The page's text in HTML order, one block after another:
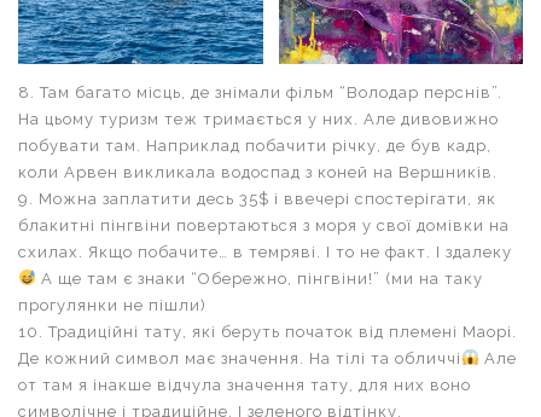
8. Там багато місць, де знімали фільм “Володар перснів”.
На цьому туризм теж тримається у них. Але дивовижно
побувати там. Наприклад побачити річку, де був кадр,
коли Арвен викликала водоспад з коней на Вершників.
9. Можна заплатити десь 35$ і ввечері спостерігати, як
блакитні пінгвіни повертаються з моря у свої домівки на
схилах. Якщо побачите… в темряві. І то не факт. І здалеку
А ще там є знаки “Обережно, пінгвіни!” (ми на таку
прогулянки не пішли)
10. Традиційні тату, які беруть початок від племені Маорі.
Де кожний символ має значення. На тілі та обличчі
Але
от там я інакше відчула значення тату, для них воно
символічне і традиційне. І зеленого відтінку.